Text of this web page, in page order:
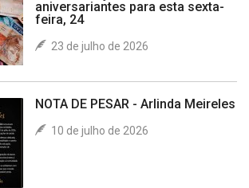
aniversariantes para esta sexta-
feira, 24
23 de julho de 2026
NOTA DE PESAR - Arlinda Meireles
10 de julho de 2026